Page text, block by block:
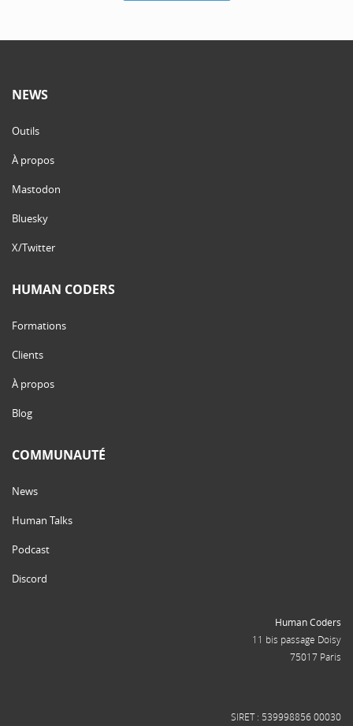
NEWS
Outils
À propos
Mastodon
Bluesky
X/Twitter
HUMAN CODERS
Formations
Clients
À propos
Blog
COMMUNAUTÉ
News
Human Talks
Podcast
Discord
Human Coders
11 bis passage Doisy
75017 Paris
SIRET : 539998856 00030